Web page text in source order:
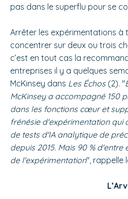
pas dans le superflu pour se
Arrêter les expérimentations
concentrer sur deux ou trois
c’est en tout cas la
entreprises il y a quelques
McKinsey dans Les Échos(2). "
McKinsey a accompagné 150
dans les fonctions cœur et
frénésie d'expérimentation qui
de tests d'IA analytique de
depuis 2015. Mais 90 %
de l'expérimentation", rappelle